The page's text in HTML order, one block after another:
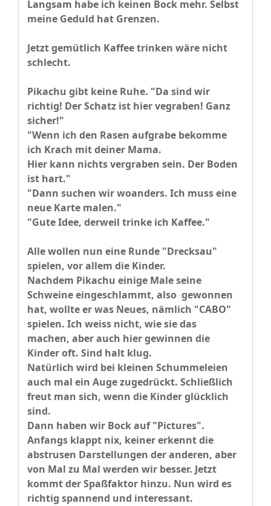
Langsam habe ich keinen Bock mehr. Selbst
meine Geduld hat Grenzen.
Jetzt gemütlich Kaffee trinken wäre nicht
schlecht.
Pikachu gibt keine Ruhe. "Da sind wir
richtig! Der Schatz ist hier vegraben! Ganz
sicher!"
"Wenn ich den Rasen aufgrabe bekomme
ich Krach mit deiner Mama.
Hier kann nichts vergraben sein. Der Boden
ist hart."
"Dann suchen wir woanders. Ich muss eine
neue Karte malen."
"Gute Idee, derweil trinke ich Kaffee."
Alle wollen nun eine Runde "Drecksau"
spielen, vor allem die Kinder.
Nachdem Pikachu einige Male seine
Schweine eingeschlammt, also gewonnen
hat, wollte er was Neues, nämlich "CABO"
spielen. Ich weiss nicht, wie sie das
machen, aber auch hier gewinnen die
Kinder oft. Sind halt klug.
Natürlich wird bei kleinen Schummeleien
auch mal ein Auge zugedrückt. Schließlich
freut man sich, wenn die Kinder glücklich
sind.
Dann haben wir Bock auf "Pictures".
Anfangs klappt nix, keiner erkennt die
abstrusen Darstellungen der anderen, aber
von Mal zu Mal werden wir besser. Jetzt
kommt der Spaßfaktor hinzu. Nun wird es
richtig spannend und interessant.